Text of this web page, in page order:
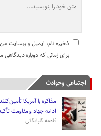
ذخیره نام، ایمیل و وبسایت
برای زمانی که دوباره
اجتماعی وحوادث
مذاکره با آمریکا
ادامه جهاد و مقاومت
فاطمه گلپایگانی